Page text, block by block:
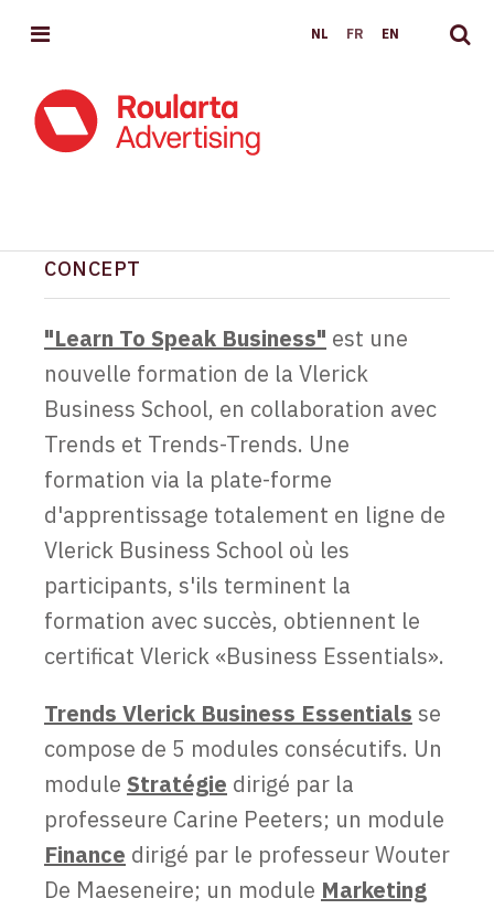
MENU
TRENDS VLERICK BUSINESS ESSENTIALS
CONCEPT
"Learn To Speak Business" est une
nouvelle formation de la Vlerick
Business School, en collaboration avec
Trends et Trends-Trends. Une
formation via la plate-forme
d'apprentissage totalement en ligne de
Vlerick Business School où les
participants, s'ils terminent la
formation avec succès, obtiennent le
certificat Vlerick «Business Essentials».
Trends Vlerick Business Essentials se
compose de 5 modules consécutifs. Un
module Stratégie dirigé par la
professeure Carine Peeters; un module
Finance dirigé par le professeur Wouter
De Maeseneire; un module Marketing